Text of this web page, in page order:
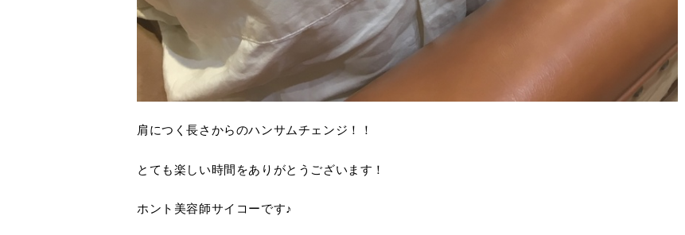
肩につく長さからのハンサムチェンジ！！
とても楽しい時間をありがとうございます！
ホント美容師サイコーです♪